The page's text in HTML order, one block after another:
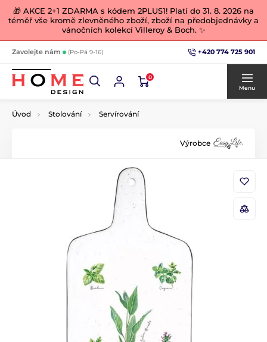
🎁 AKCE 2+1 ZDARMA s kódem 2PLUS1! Platí do 31. 8. 2026 na
téměř vše kromě zlevněného zboží, zboží na předobjednávky a
vánočních kolekcí Villeroy & Boch. ✨
Zavolejte nám (Po-Pá 9-16) +420 774 725 901
0
Menu
Úvod Stolování Servírování
Výrobce